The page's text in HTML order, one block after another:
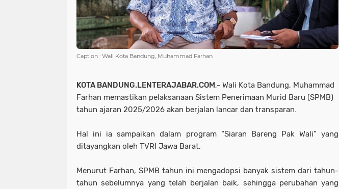
Caption : Wali Kota Bandung, Muhammad Farhan
KOTA BANDUNG.LENTERAJABAR.COM,- Wali Kota Bandung, Muhammad
Farhan memastikan pelaksanaan Sistem Penerimaan Murid Baru (SPMB)
tahun ajaran 2025/2026 akan berjalan lancar dan transparan.
Hal ini ia sampaikan dalam program “Siaran Bareng Pak Wali” yang
ditayangkan oleh TVRI Jawa Barat.
Menurut Farhan, SPMB tahun ini mengadopsi banyak sistem dari tahun-
tahun sebelumnya yang telah berjalan baik, sehingga perubahan yang